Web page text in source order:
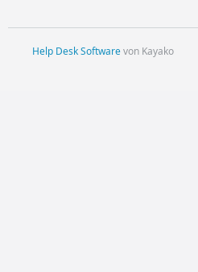
Help Desk Softwarevon Kayako